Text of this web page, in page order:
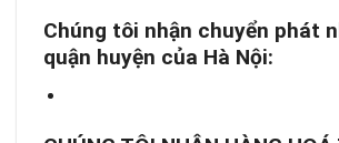
Chúng tôi nhận chuyển phát
quận huyện của Hà Nội: